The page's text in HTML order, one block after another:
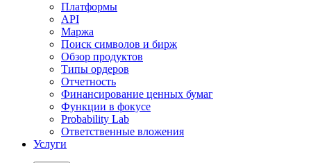
Платформы
API
Маржа
Поиск символов и бирж
Обзор продуктов
Типы ордеров
Отчетность
Финансирование ценных бумаг
Функции в фокусе
Probability Lab
Ответственные вложения
Услуги